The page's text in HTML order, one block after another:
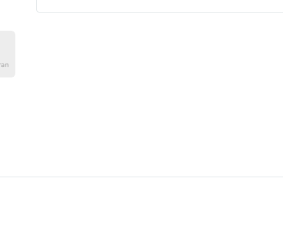
Bu SatıcınınTüm Ürünlerini Görüntüle